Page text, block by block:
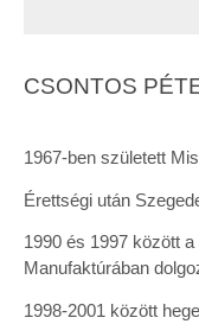
CSONTOS
1967-ben született
Érettségi után
1990 és 1997 között
Manufaktúrában
1998-2001 között